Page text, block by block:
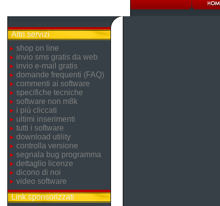
Altri servizi
shop on line
invio sms gratis da web
invio e-mail gratis
domande frequenti (FAQ)
commenti ai software
specifiche tecniche
software non m8k
i più cliccati
ultimi inserimenti
tutti i software
download utility
controlla versione
segnala bug programma
dettaglio licenze
dicono di noi
video software
Link sponsorizzati